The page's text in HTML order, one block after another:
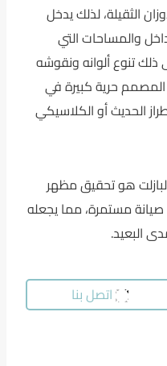
الثقيلة، لذلك يدخل
والمساحات التي
تنوع ألوانه ونقوشه
حرية كبيرة في
الحديث أو الكلاسيكي
هو تحقيق مظهر
مستمرة، مما يجعله
البعيد.
اتصل بنا